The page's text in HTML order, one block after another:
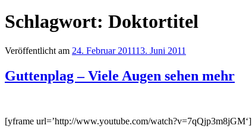
Schlagwort: Doktortitel
Veröffentlicht am 24. Februar 201113. Juni 2011
Guttenplag – Viele Augen sehen mehr
[yframe url=’http://www.youtube.com/watch?v=7qQjp3m8jGM‘]